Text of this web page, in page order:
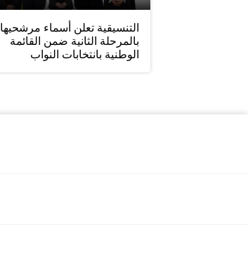
التنسيقية تعلن أسماء مرشحيها
بالمرحلة الثانية ضمن القائمة
الوطنية بانتخابات النواب